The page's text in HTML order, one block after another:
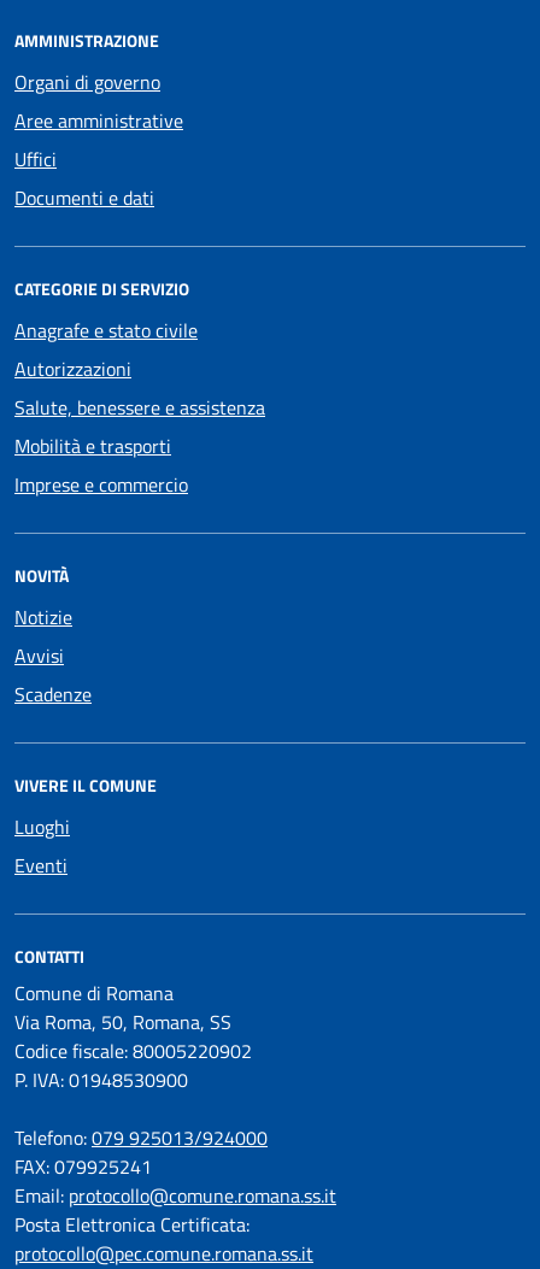
AMMINISTRAZIONE
Organi di governo
Aree amministrative
Uffici
Documenti e dati
CATEGORIE DI SERVIZIO
Anagrafe e stato civile
Autorizzazioni
Salute, benessere e assistenza
Mobilità e trasporti
Imprese e commercio
NOVITÀ
Notizie
Avvisi
Scadenze
VIVERE IL COMUNE
Luoghi
Eventi
CONTATTI
Comune di Romana
Via Roma, 50, Romana, SS
Codice fiscale: 80005220902
P. IVA: 01948530900
Telefono:079 925013/924000
FAX: 079925241
Email: protocollo@comune.romana.ss.it
Posta Elettronica Certificata:
protocollo@pec.comune.romana.ss.it